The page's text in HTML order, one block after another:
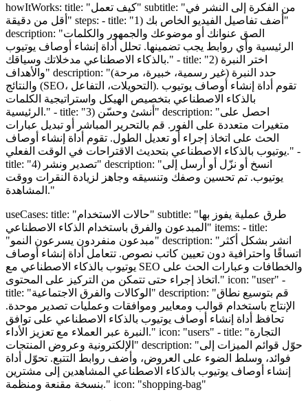
howItWorks: title: "كيف تعمل" subtitle: "من الفكرة إلى النشر في
أقل من دقيقة" steps: - title: "1) أضف تفاصيل الفيديو الخاص بك"
description: "الصق عنوانك أو موضوعك والجمهور والكلمات
الرئيسية وأي روابط يجب تضمينها. تحلل أداة إنشاء أوصاف يوتيوب
بالذكاء الاصطناعي مدخلاتك وسياقك." - title: "2) اختر النبرة
والأهداف" description: "حدد النبرة (غير رسمية، خبيرة، مرحة)
والنتائج (SEO، التحويلات، التفاعل). تقوم أداة إنشاء أوصاف يوتيوب
بالذكاء الاصطناعي بتخصيص الهيكل واستراتيجية الكلمات
الرئيسية." - title: "3) أنشئ وحسّن" description: "احصل على
متغيرات متعددة على الفور. قم بالتحرير المباشر أو تبديل عبارات
الحث على اتخاذ إجراء أو تعديل الطول. تقوم أداة إنشاء أوصاف
يوتيوب بالذكاء الاصطناعي بتحديث الاقتراحات في الوقت الفعلي." -
title: "4) تصدير ونشر" description: "انسخ أو نزّل أو أرسل إلى
يوتيوب. تم تحسين وصفك وتنسيقه وجاهز لزيادة النقرات ووقت
المشاهدة."
useCases: title: "حالات الاستخدام" subtitle: "طرق عملية يفوز بها
المبدعون والفرق باستخدام الذكاء الاصطناعي" items: - title:
"مبدعون منفردون يسرعون النمو" description: "انشر بشكل أكثر
اتساقًا واحترافية دون تعيين كاتب نصوص. تتعامل أداة إنشاء أوصاف
يوتيوب بالذكاء الاصطناعي مع SEO والخطافات وعبارات الحث على
اتخاذ إجراء حتى تتمكن من التركيز على المحتوى." icon: "user" -
title: "الوكالات والفرق الاجتماعية" description: "قم بتوسيع نطاق
الإنتاج باستخدام قوالب ومعايير وموافقات وعمليات تصدير موحدة.
تحافظ أداة إنشاء أوصاف يوتيوب بالذكاء الاصطناعي على توافق
النبرة عبر العملاء مع تعزيز الأداء." icon: "users" - title: "التجارة
الإلكترونية وعروض المنتجات" description: "حوّل قوائم الميزات إلى
فوائد، وسلط الضوء على العروض، وأضف روابط التتبع. تحوّل أداة
إنشاء أوصاف يوتيوب بالذكاء الاصطناعي المشاهدين إلى مشترين
بنسخة مقنعة ومنظمة." icon: "shopping-bag"